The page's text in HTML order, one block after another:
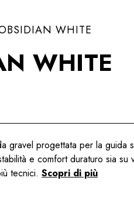
WHITE
WHITE
gravel progettata per la guida
e comfort duraturo sia su
tecnici. Scopri di più